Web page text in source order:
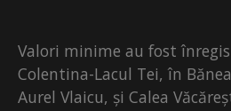
Valori minime au fost
Colentina-Lacul Tei, în
Aurel Vlaicu, și Calea